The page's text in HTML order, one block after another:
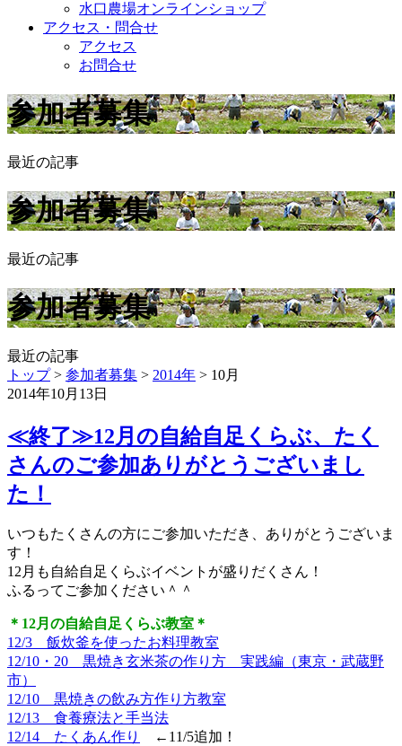
水口農場オンラインショップ
アクセス・問合せ
アクセス
お問合せ
参加者募集
最近の記事
参加者募集
最近の記事
参加者募集
最近の記事
トップ> 参加者募集 > 2014年 > 10月
2014年10月13日
≪終了≫12月の自給自足くらぶ、たく
さんのご参加ありがとうございまし
た！
いつもたくさんの方にご参加いただき、ありがとうございま
す！
12月も自給自足くらぶイベントが盛りだくさん！
ふるってご参加ください＾＾
＊12月の自給自足くらぶ教室＊
12/3 飯炊釜を使ったお料理教室
12/10・20 黒焼き玄米茶の作り方 実践編（東京・武蔵野
市）
12/10 黒焼きの飲み方作り方教室
12/13 食養療法と手当法
12/14 たくあん作り
←11/5追加！